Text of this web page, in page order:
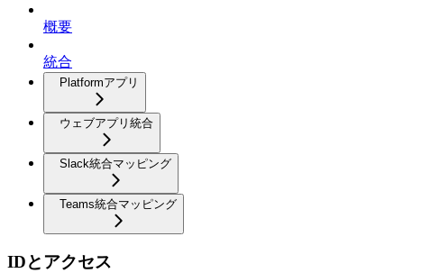
概要
統合
Platformアプリ
ウェブアプリ統合
Slack統合マッピング
Teams統合マッピング
IDとアクセス